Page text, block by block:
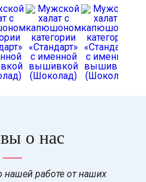
о нас
нашей работе от наших